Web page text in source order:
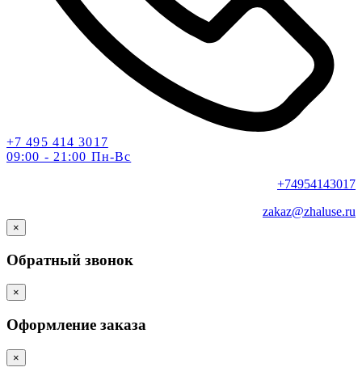
+7 495 414 3017
09:00 - 21:00 Пн-Вс
+74954143017
zakaz@zhaluse.ru
×
Обратный звонок
×
Оформление заказа
×